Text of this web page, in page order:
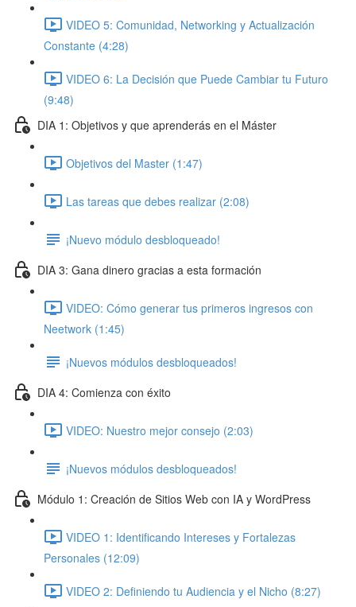
VIDEO 5: Comunidad, Networking y Actualización
Constante (4:28)
VIDEO 6: La Decisión que Puede Cambiar tu Futuro
(9:48)
DIA 1: Objetivos y que aprenderás en el Máster
Objetivos del Master (1:47)
Las tareas que debes realizar (2:08)
¡Nuevo módulo desbloqueado!
DIA 3: Gana dinero gracias a esta formación
VIDEO: Cómo generar tus primeros ingresos con
Neetwork (1:45)
¡Nuevos módulos desbloqueados!
DIA 4: Comienza con éxito
VIDEO: Nuestro mejor consejo (2:03)
¡Nuevos módulos desbloqueados!
Módulo 1: Creación de Sitios Web con IA y WordPress
VIDEO 1: Identificando Intereses y Fortalezas
Personales (12:09)
VIDEO 2: Definiendo tu Audiencia y el Nicho (8:27)